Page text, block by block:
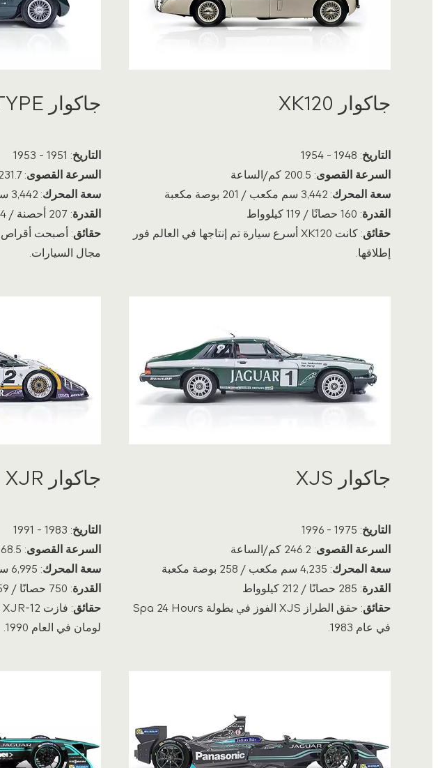
جاكوار XK120
التاريخ: 1948 - 1954
السرعة القصوى: 200.5 كم/الساعة
سعة المحرك: 3,442 سم مكعب / 201 بوصة مكعبة
القدرة: 160 حصانًا / 119 كيلوواط
حقائق
: كانت XK120 أسرع سيارة تم إنتاجها في العالم فور
إطلاقها.
جاكوار C-TYPE
التاريخ: 1951 - 1953
السرعة القصوى: 231.7 كم/الساعة
سعة المحرك: 3,442 سم مكعب / 210 بوصات مكعبة
القدرة: 207 أحصنة / 154 كيلوواط
حقائق
مجال السيارات.
جاكوار XJS
التاريخ: 1975 - 1996
السرعة القصوى: 246.2 كم/الساعة
سعة المحرك: 4,235 سم مكعب / 258 بوصة مكعبة
القدرة: 285 حصانًا / 212 كيلوواط
حقائق
: حقق الطراز XJS الفوز في بطولة Spa 24 Hours
في عام 1983.
جاكوار XJR
التاريخ: 1983 - 1991
السرعة القصوى: 368.5 كم/الساعة
سعة المحرك: 6,995 سم مكعب / 426 بوصة مكعبة
القدرة: 750 حصانًا / 559 كيلوواط
حقائق
لومان في العام 1990.